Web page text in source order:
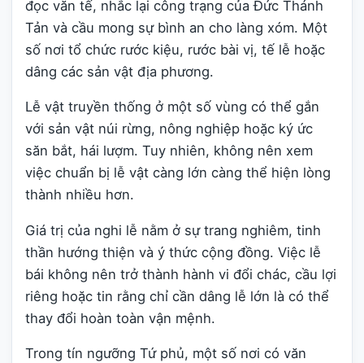
đọc văn tế, nhắc lại công trạng của Đức Thánh
Tản và cầu mong sự bình an cho làng xóm. Một
số nơi tổ chức rước kiệu, rước bài vị, tế lễ hoặc
dâng các sản vật địa phương.
Lễ vật truyền thống ở một số vùng có thể gắn
với sản vật núi rừng, nông nghiệp hoặc ký ức
săn bắt, hái lượm. Tuy nhiên, không nên xem
việc chuẩn bị lễ vật càng lớn càng thể hiện lòng
thành nhiều hơn.
Giá trị của nghi lễ nằm ở sự trang nghiêm, tinh
thần hướng thiện và ý thức cộng đồng. Việc lễ
bái không nên trở thành hành vi đổi chác, cầu lợi
riêng hoặc tin rằng chỉ cần dâng lễ lớn là có thể
thay đổi hoàn toàn vận mệnh.
Trong tín ngưỡng Tứ phủ, một số nơi có văn